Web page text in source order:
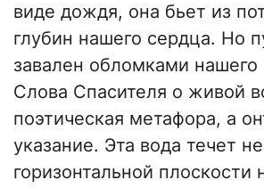
виде дождя, она бьет из
глубин нашего сердца. Но
завален обломками нашего
Слова Спасителя о живой
поэтическая метафора, а
указание. Эта вода течет
горизонтальной плоскости